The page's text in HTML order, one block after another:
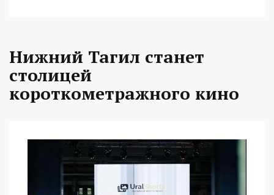
Нижний Тагил станет
столицей
короткометражного кино